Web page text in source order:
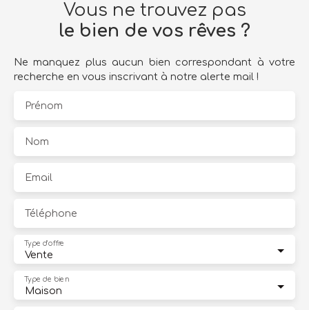
Vous ne trouvez pas
le bien de vos rêves ?
Ne manquez plus aucun bien correspondant à votre
recherche en vous inscrivant à notre alerte mail !
Prénom
Nom
Email
Téléphone
Vente
Type d'offre
Maison
Type de bien